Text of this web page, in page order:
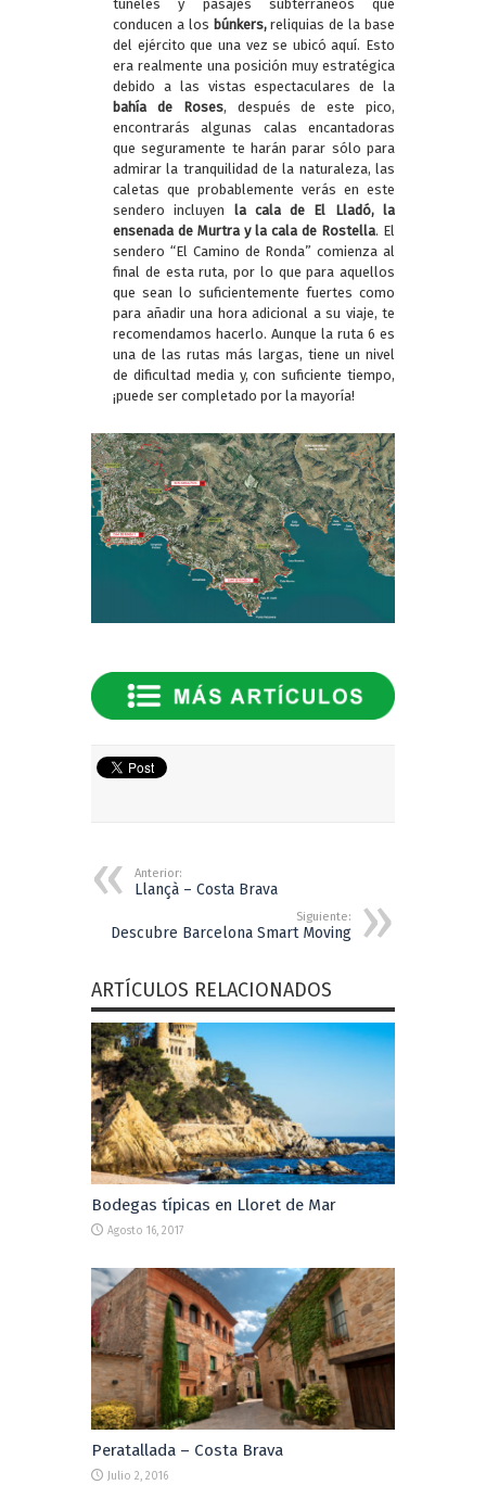
túneles y pasajes subterráneos que
conducen a los búnkers,reliquias de la base
del ejército que una vez se ubicó aquí. Esto
era realmente una posición muy estratégica
debido a las vistas espectaculares de la
bahía de Roses, después de este pico,
encontrarás algunas calas encantadoras
que seguramente te harán parar sólo para
admirar la tranquilidad de la naturaleza, las
caletas que probablemente verás en este
sendero incluyen
la cala de El Lladó, la
ensenada de Murtra y la cala de Rostella. El
sendero “El Camino de Ronda” comienza al
final de esta ruta, por lo que para aquellos
que sean lo suficientemente fuertes como
para añadir una hora adicional a su viaje, te
recomendamos hacerlo. Aunque la ruta 6 es
una de las rutas más largas, tiene un nivel
de dificultad media y, con suficiente tiempo,
¡puede ser completado por la mayoría!
Anterior:
Llançà – Costa Brava
Siguiente:
Descubre Barcelona Smart Moving
ARTÍCULOS RELACIONADOS
Bodegas típicas en Lloret de Mar
Agosto 16, 2017
Peratallada – Costa Brava
Julio 2, 2016